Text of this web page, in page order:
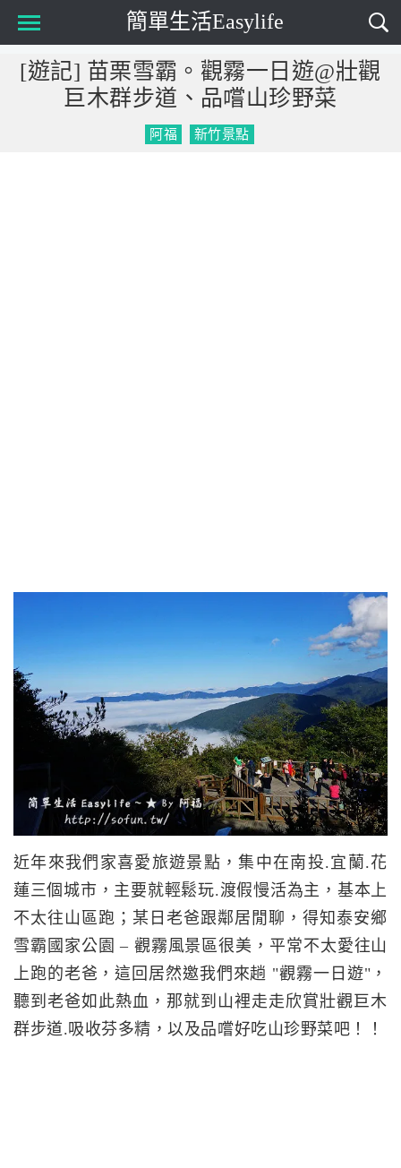
簡單生活Easylife
Main Menu
[遊記] 苗栗雪霸。觀霧一日遊@壯觀
巨木群步道、品嚐山珍野菜
阿福 新竹景點
近年來我們家喜愛旅遊景點，集中在南投.宜蘭.花
蓮三個城市，主要就輕鬆玩.渡假慢活為主，基本上
不太往山區跑；某日老爸跟鄰居閒聊，得知泰安鄉
雪霸國家公園 – 觀霧風景區很美，平常不太愛往山
上跑的老爸，這回居然邀我們來趟 "觀霧一日遊"，
聽到老爸如此熱血，那就到山裡走走欣賞壯觀巨木
群步道.吸收芬多精，以及品嚐好吃山珍野菜吧！！